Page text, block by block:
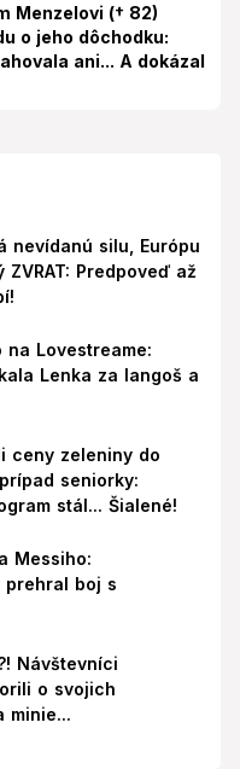
Menzelovi († 82)
o jeho dôchodku:
ani... A dokázal
nevídanú silu, Európu
Predpoveď až
Lovestreame:
Lenka za langoš a
ceny zeleniny do
seniorky:
stál... Šialené!
Messiho:
prehral boj s
Návštevníci
o svojich
minie...